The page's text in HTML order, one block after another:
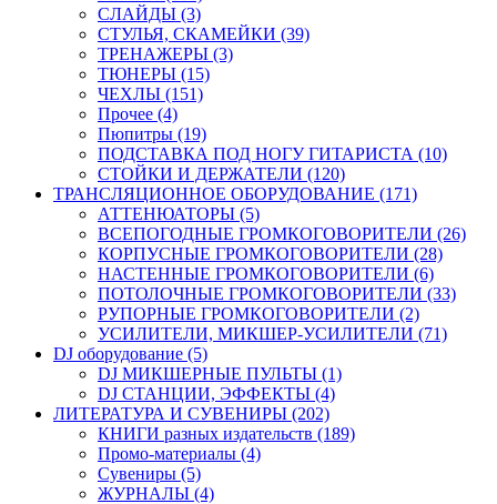
СЛАЙДЫ (3)
СТУЛЬЯ, СКАМЕЙКИ (39)
ТРЕНАЖЕРЫ (3)
ТЮНЕРЫ (15)
ЧЕХЛЫ (151)
Прочее (4)
Пюпитры (19)
ПОДСТАВКА ПОД НОГУ ГИТАРИСТА (10)
СТОЙКИ И ДЕРЖАТЕЛИ (120)
ТРАНСЛЯЦИОННОЕ ОБОРУДОВАНИЕ (171)
АТТЕНЮАТОРЫ (5)
ВСЕПОГОДНЫЕ ГРОМКОГОВОРИТЕЛИ (26)
КОРПУСНЫЕ ГРОМКОГОВОРИТЕЛИ (28)
НАСТЕННЫЕ ГРОМКОГОВОРИТЕЛИ (6)
ПОТОЛОЧНЫЕ ГРОМКОГОВОРИТЕЛИ (33)
РУПОРНЫЕ ГРОМКОГОВОРИТЕЛИ (2)
УСИЛИТЕЛИ, МИКШЕР-УСИЛИТЕЛИ (71)
DJ оборудование (5)
DJ МИКШЕРНЫЕ ПУЛЬТЫ (1)
DJ СТАНЦИИ, ЭФФЕКТЫ (4)
ЛИТЕРАТУРА И СУВЕНИРЫ (202)
КНИГИ разных издательств (189)
Промо-материалы (4)
Сувениры (5)
ЖУРНАЛЫ (4)